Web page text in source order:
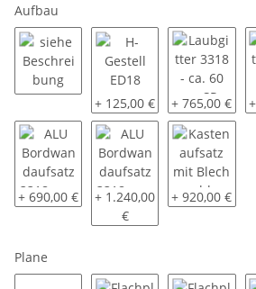
Aufbau
siehe Beschreibung
H-Gestell ED18
+ 125,00 € Laubgitter
+ 765,00 €
ALU Bordwandaufsatz 3318 - ca. 40
+ 690,00 € ALU Bordwandaufsatz
+ 1.240,00
€
+ 920,00 €
Plane